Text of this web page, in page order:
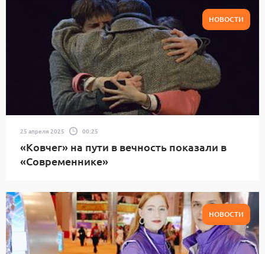
НОВОСТИ
25 апреля 2025 00:25
«Ковчег» на пути в вечность показали в
«Современнике»
НОВОСТИ